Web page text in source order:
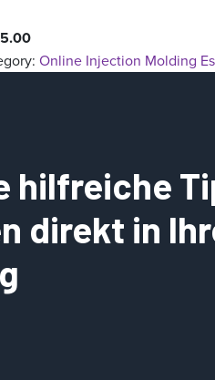
Online Injection Molding
hilfreiche
direkt in